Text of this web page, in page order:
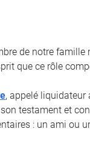
de notre famille
que ce rôle
, appelé liquidateur
testament et
: un ami ou